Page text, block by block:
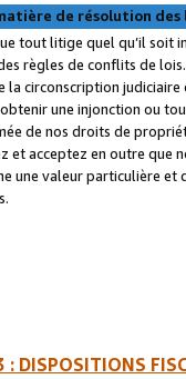
de résolution
tout litige quel qu’il soit
règles de conflits de
la circonscription
une injonction ou
de nos droits de
et acceptez en outre que
une valeur particulière
: DISPOSITIONS